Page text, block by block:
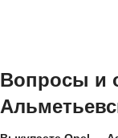
Вопросы и